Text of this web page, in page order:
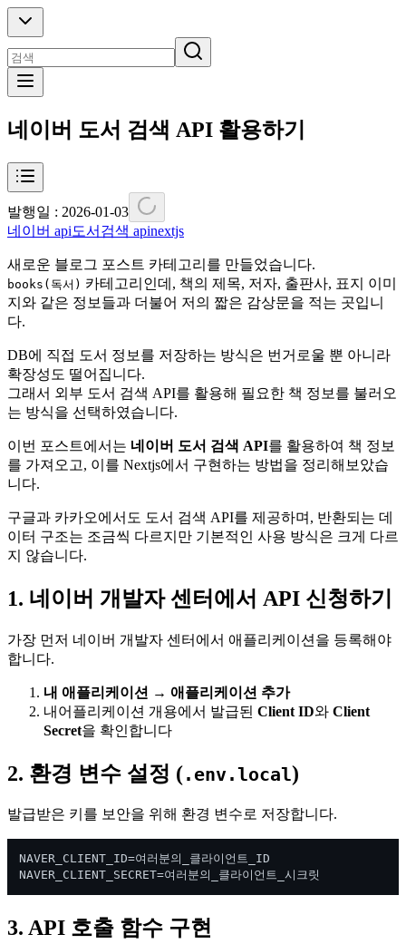
네이버 도서 검색 API 활용하기
발행일 : 2026-01-03
네이버 api도서검색 apinextjs
새로운 블로그 포스트 카테고리를 만들었습니다.
books(독서) 카테고리인데, 책의 제목, 저자, 출판사, 표지 이미
지와 같은 정보들과 더불어 저의 짧은 감상문을 적는 곳입니
다.
DB에 직접 도서 정보를 저장하는 방식은 번거로울 뿐 아니라
확장성도 떨어집니다.
그래서 외부 도서 검색 API를 활용해 필요한 책 정보를 불러오
는 방식을 선택하였습니다.
이번 포스트에서는 네이버 도서 검색 API를 활용하여 책 정보
를 가져오고, 이를 Nextjs에서 구현하는 방법을 정리해보았습
니다.
구글과 카카오에서도 도서 검색 API를 제공하며, 반환되는 데
이터 구조는 조금씩 다르지만 기본적인 사용 방식은 크게 다르
지 않습니다.
1. 네이버 개발자 센터에서 API 신청하기
가장 먼저 네이버 개발자 센터에서 애플리케이션을 등록해야
합니다.
내 애플리케이션 → 애플리케이션 추가
내어플리케이션 개용에서 발급된 Client ID와 Client
Secret을 확인합니다
2. 환경 변수 설정 (.env.local)
발급받은 키를 보안을 위해 환경 변수로 저장합니다.
NAVER_CLIENT_ID=여러분의_클라이언트_ID
3. API 호출 함수 구현